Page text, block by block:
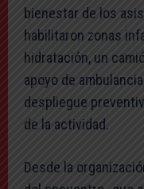
bienestar de los
habilitaron zonas
hidratación, un
apoyo de
despliegue
de la actividad.
Desde la